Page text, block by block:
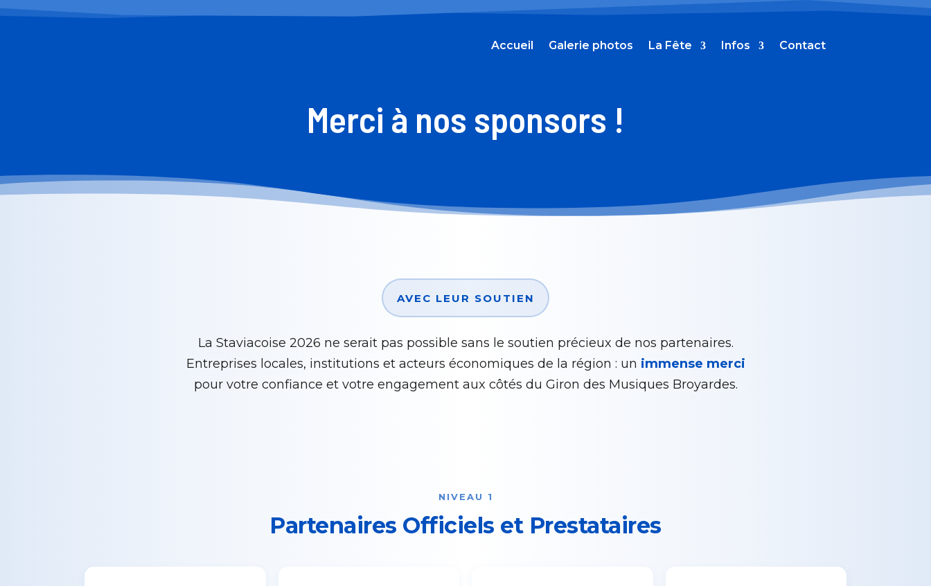
Accueil Galerie photos La Fête Infos Contact
Merci à nos sponsors !
AVEC LEUR SOUTIEN
La Staviacoise 2026 ne serait pas possible sans le soutien précieux de nos partenaires.
Entreprises locales, institutions et acteurs économiques de la région : un immense merci
pour votre confiance et votre engagement aux côtés du Giron des Musiques Broyardes.
NIVEAU 1
Partenaires Officiels et Prestataires